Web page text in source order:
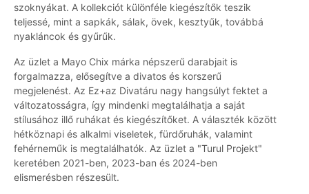
szoknyákat. A kollekciót különféle kiegészítők teszik
teljessé, mint a sapkák, sálak, övek, kesztyűk, továbbá
nyakláncok és gyűrűk.
Az üzlet a Mayo Chix márka népszerű darabjait is
forgalmazza, elősegítve a divatos és korszerű
megjelenést. Az Ez+az Divatáru nagy hangsúlyt fektet a
változatosságra, így mindenki megtalálhatja a saját
stílusához illő ruhákat és kiegészítőket. A választék között
hétköznapi és alkalmi viseletek, fürdőruhák, valamint
fehérneműk is megtalálhatók. Az üzlet a "Turul Projekt"
keretében 2021-ben, 2023-ban és 2024-ben
elismerésben részesült.